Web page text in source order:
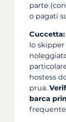
parte
o pagati
Cuccetta:
lo
hostess
prua.
barca